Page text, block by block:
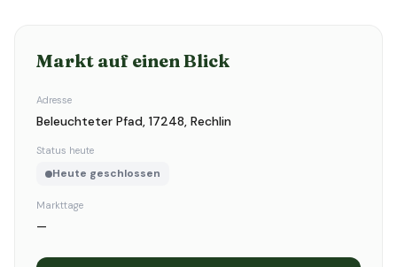
Markt auf einen Blick
Adresse
Beleuchteter Pfad, 17248, Rechlin
Status heute
Heute geschlossen
Markttage
—